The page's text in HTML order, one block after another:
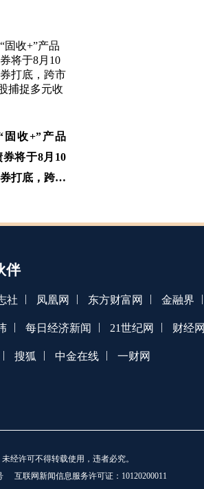
收+”产品
将于8月10
打底，跨市
伴
社 | 凤凰网 | 东方财富网 | 金融界 |
| 每日经济新闻 | 21世纪网 | 财经网
| 搜狐 | 中金在线 | 一财网
经许可不得转载使用，违者必究。
互联网新闻信息服务许可证：10120200011